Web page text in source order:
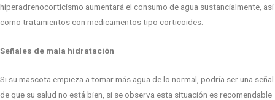
hiperadrenocorticismo aumentará el consumo de agua sustancialmente, así
como tratamientos con medicamentos tipo corticoides.
Señales de mala hidratación
Si su mascota empieza a tomar más agua de lo normal, podría ser una señal
de que su salud no está bien, si se observa esta situación es recomendable